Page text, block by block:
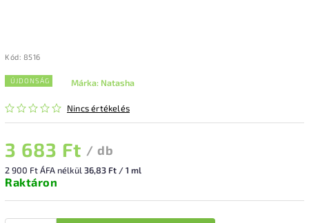
Kód: 8516
ÚJDONSÁG
Nincs értékelés
Márka: Natasha
3 683 Ft / db
2 900 Ft ÁFA nélkül 36,83 Ft / 1 ml
Raktáron